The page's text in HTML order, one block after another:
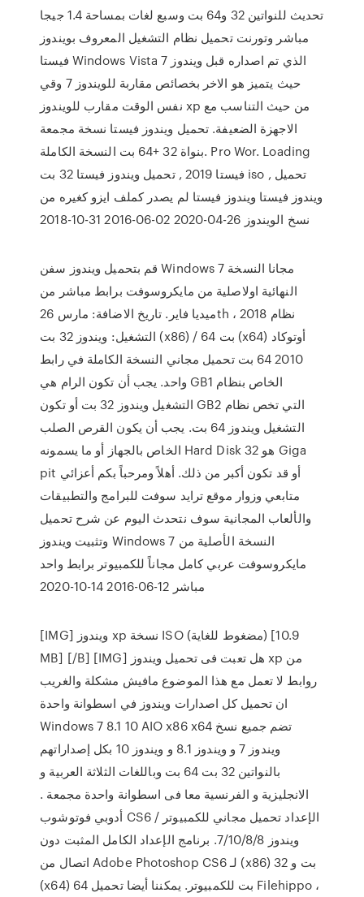
تحديث للنواتين 32 و64 بت وسبع لغات بمساحة 1.4 جيجا
مباشر وتورنت تحميل نظام التشغيل المعروف بويندوز
فيستا Windows Vista الذي تم اصداره قبل ويندوز 7
حيث يتميز هو الاخر بخصائص مقاربة للويندوز 7 وقي
نفس الوقت مقارب للويندوز xp من حيث التناسب مع
الاجهزة الضعيفة. تحميل ويندوز فيستا نسخة مجمعة
بنواة 32 +64 بت النسخة الكاملة. Pro Wor. Loading
فيستا 2019 , تحميل ويندوز فيستا 32 بت iso , تحميل
ويندوز فيستا ويندوز فيستا لم يصدر كملف ايزو كغيره من
نسخ الويندوز 26-04-2020 02-06-2016 31-10-2018
قم بتحميل ويندوز سفن Windows 7 مجانا النسخة
النهائية اولاصلية من مايكروسوفت برابط مباشر من
ميديا فاير. تاريخ الاضافة: مارس 26th ، 2018 نظام
التشغيل: ويندوز 32 بت (x86) / 64 بت (x64) أوتوكاد
2010 64 بت تحميل مجاني النسخة الكاملة في رابط
واحد. يجب أن تكون الرام هي GB1 الخاص بنظام
التشغيل ويندوز 32 بت أو تكون GB2 التي تخص نظام
التشغيل ويندوز 64 بت. يجب أن يكون القرص الصلب
الخاص بالجهاز أو ما يسمونه Hard Disk هو 32 Giga
pit أو قد تكون أكبر من ذلك. أهلاً ومرحباً بكم أعزائي
متابعي وزوار موقع ترايد سوفت للبرامج والتطبيقات
والألعاب المجانية سوف نتحدث اليوم عن شرح تحميل
وتثبيت ويندوز Windows 7 النسخة الأصلية من
مايكروسوفت عربي كامل مجاناً للكمبيوتر برابط واحد
مباشر 12-06-2016 14-10-2020
[IMG] ويندوز xp نسخة ISO (مضغوط للغاية) [10.9
MB] [/B] [IMG] هل تعبت فى تحميل ويندوز xp من
روابط لا تعمل مع هذا الموضوع مافيش مشكلة والغريب
ان تحميل كل اصدارات ويندوز في اسطوانة واحدة
Windows 7 8.1 10 AIO x86 x64 تضم جميع نسخ
ويندوز 7 و ويندوز 8.1 و ويندوز 10 بكل إصداراتهم
بالنواتين 32 بت 64 بت وباللغات الثلاثة العربية و
الانجليزية و الفرنسية معا فى اسطوانة واحدة مجمعة .
أدوبي فوتوشوب CS6 الإعداد تحميل مجاني للكمبيوتر /
ويندوز 7/10/8/8. برنامج الإعداد الكامل المثبت دون
اتصال من Adobe Photoshop CS6 لـ (x86) 32 بت و
(x64) 64 بت للكمبيوتر. يمكننا أيضا تحميل Filehippo ،